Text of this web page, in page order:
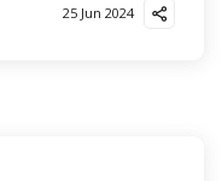
25 Jun 2024